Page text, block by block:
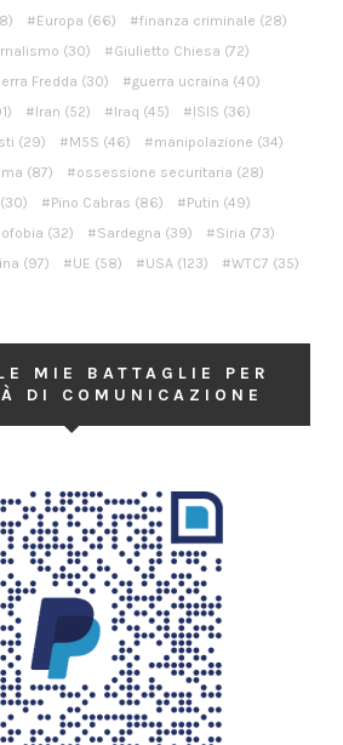
Europa (66) finanza criminale (28)
(30) Giulietto Chiesa (72)
Fredda (30) guerra ucraina (40)
Iran (52) Iraq (45) ISIS (36)
(29) M5S (46) manipolazione (34)
(87) ossessione securitaria (28)
(30) Pino Cabras (86) Putin (49)
(32) Sardegna (39) Siria (73)
(97) UE (58) USA(123) WTC7 (35)
MIE BATTAGLIE PER
DI COMUNICAZIONE